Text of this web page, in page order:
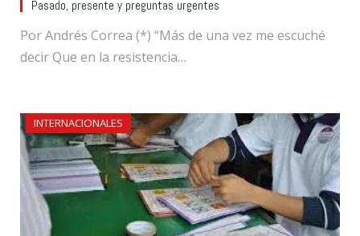
Pasado, presente y preguntas urgentes
Por Andrés Correa (*) “Más de una vez me escuché
decir Que en la resistencia…
INTERNACIONALES